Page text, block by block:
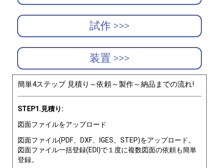
試作 >>>
装置 >>>
簡単4ステップ 見積り～依頼～製作～納品までの流れ!
STEP1.見積り:
図面ファイルをアップロード
図面ファイル(PDF、DXF、IGES、STEP)をアップロード。
図面ファイル一括登録(EDI)で１度に複数図面の依頼も簡単
登録。